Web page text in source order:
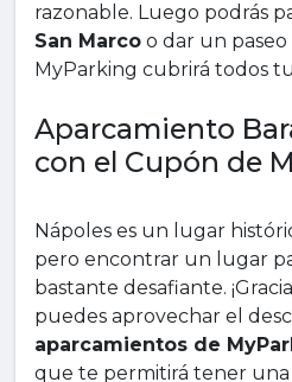
razonable. Luego podrás
San Marco o dar un
MyParking cubrirá todos
Aparcamiento
con el Cupón de
Nápoles es un lugar
pero encontrar un lugar
bastante desafiante.
puedes aprovechar el
aparcamientos de
que te permitirá tener una